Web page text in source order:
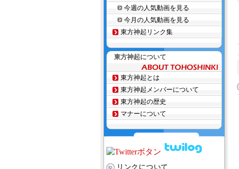
今週の人気動画を見る
今月の人気動画を見る
東方神起リンク集
東方神起について
東方神起とは
東方神起メンバーについて
東方神起の歴史
マナーについて
リンクについて